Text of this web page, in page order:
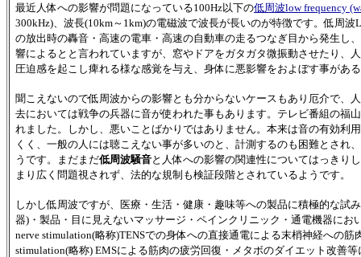
最近人体への影響が問題になっている100Hz以下の低周波low frequency
300kHz)、波長(10km～1km)の電磁波で波長が長いのが特徴です。低周
の放出時の轟音・高速の電車・高速の自動車の走るつなぎ目から発生し
響によるとと言われていますが、窓やドアをガタガタ微振動させたり、
圧迫感を起こし痺れる様な感覚を与え、身体に悪影響をおよぼす事があ
聞こえないので低周波からの影響とも分からないケースもあり厄介で、
去においては戦争の兵器に音が使われた事もあります。テレビ番組の福
れました。しかし、悪いことばかりではありません。本来は音の有効利
くく、一般の人には聴こえない事が多いのと、計測するのも困難とされ
うです。まだまだ低周波騒音と人体への影響の関連性についてはっきり
まり広く問題視されず、法的な規制も検証段階とされているようです。
しかし低周波ですが、医療・生活・健康・趣味等への製品に積極的な試
器)・製品・目に見えないマッサージ・ペインクリニック・通電機器にお
nerve stimulation(略称)TENSでの身体への直接通電による末梢神経への
stimulation(略称) EMSによる筋肉の疲労回復・メタボのダイエット改善